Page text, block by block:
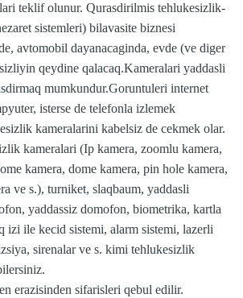
teklif olunur. Qurasdirilmis tehlukesizlik-
sistemleri) bilavasite biznesi
avtomobil dayanacaginda, evde (ve diger
qeydine qalacaq.Kameralari yaddasli
mumkundur.Goruntuleri internet
isterse de telefonla izlemek
kameralarini kabelsiz de cekmek olar.
kameralari (Ip kamera, zoomlu kamera,
kamera, dome kamera, pin hole kamera,
ve s.), turniket, slaqbaum, yaddasli
yaddassiz domofon, biometrika, kartla
izi ile kecid sistemi, alarm sistemi, lazerli
sirenalar ve s. kimi tehlukesizlik
erazisinden sifarisleri qebul edilir.